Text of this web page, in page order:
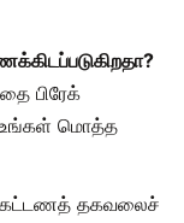
பிரேக்
உங்கள் மொத்த
தகவலைச்